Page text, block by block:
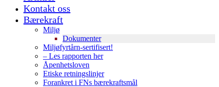
Kontakt oss
Bærekraft
Miljø
Dokumenter
Miljøfyrtårn-sertifisert!
– Les rapporten her
Åpenhetsloven
Etiske retningslinjer
Forankret i FNs bærekraftsmål